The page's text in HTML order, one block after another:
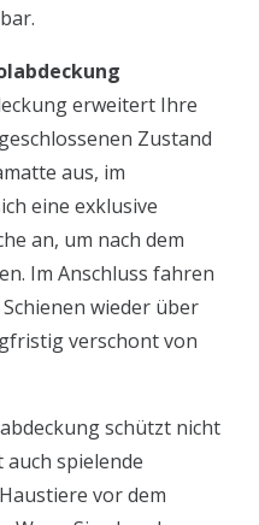
erweitert Ihre
Zustand
aus, im
eine exklusive
an, um nach dem
Im Anschluss fahren
wieder über
verschont von
schützt nicht
spielende
vor dem